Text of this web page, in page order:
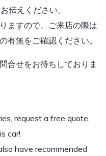
伝えください。
ますので、ご来店の際は
有無をご確認ください。
合せをお待ちしておりま
request a free quote,
car!
have recommended